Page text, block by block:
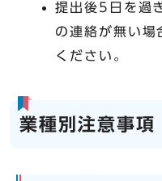
提出後5日を過
の連絡が無い場
ください。
業種別注意事項